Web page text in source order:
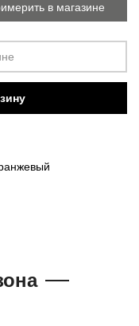
в магазине